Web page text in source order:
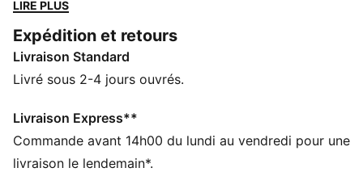
tige en nylon, des superpositions en daim et de
nombreux détails brandés PUMA imprimés en
aluminium.
Coupe régulière
Tige en nylon
Empeigne, talon et empiècements en daim
LIRE PLUS
Expédition et retours
Livraison Standard
Livré sous 2-4 jours ouvrés.
Livraison Express**
Commande avant 14h00 du lundi au vendredi pour une
livraison le lendemain*.